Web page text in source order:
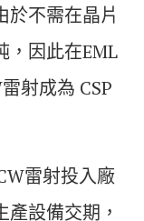
於不需在晶片
，因此在EML
射成為 CSP
雷射投入廠
設備交期，